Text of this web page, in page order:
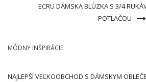
ECRU DÁMSKA BLÚZKA S 3/4
POTLAČOU
MÓDNY INŠPIRÁCIE
NAJLEPŠÍ VEĽKOOBCHOD S DÁMSKYM